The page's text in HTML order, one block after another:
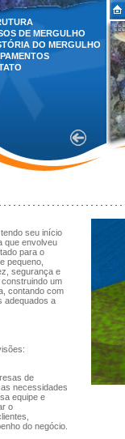
DE MERGULHO
DO MERGULHO
seu início
que envolveu
para o
pequeno,
segurança e
um
contando com
adequados a
de
necessidades
equipe e
o
do negócio.